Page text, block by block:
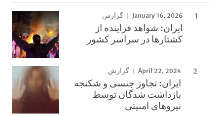
January 16, 2026 گزارش
ایران: شواهد فزاینده از
کشتارها در سراسر کشور
April 22, 2024 گزارش
ایران: تجاوز جنسی و شکنجه
بازداشت شدگان توسط
نیروهای امنیتی